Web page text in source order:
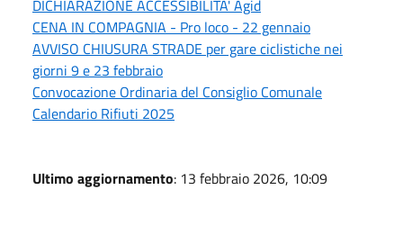
DICHIARAZIONE ACCESSIBILITA' Agid
CENA IN COMPAGNIA - Pro loco - 22 gennaio
AVVISO CHIUSURA STRADE per gare ciclistiche nei
giorni 9 e 23 febbraio
Convocazione Ordinaria del Consiglio Comunale
Calendario Rifiuti 2025
Ultimo aggiornamento: 13 febbraio 2026, 10:09